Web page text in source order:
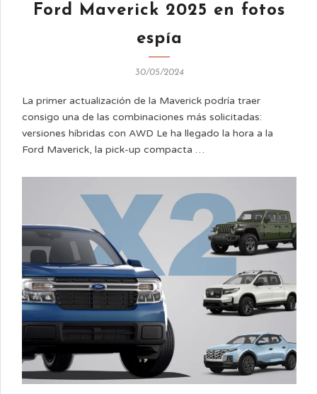
Ford Maverick 2025 en fotos
espía
30/05/2024
La primer actualización de la Maverick podría traer
consigo una de las combinaciones más solicitadas:
versiones híbridas con AWD Le ha llegado la hora a la
Ford Maverick, la pick-up compacta …